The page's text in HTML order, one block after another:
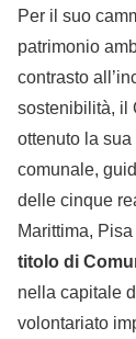
Per il suo
patrimonio
contrasto
sostenibilità, il
ottenuto la sua
comunale,
delle cinque
Marittima,
titolo di
nella capitale
volontariato